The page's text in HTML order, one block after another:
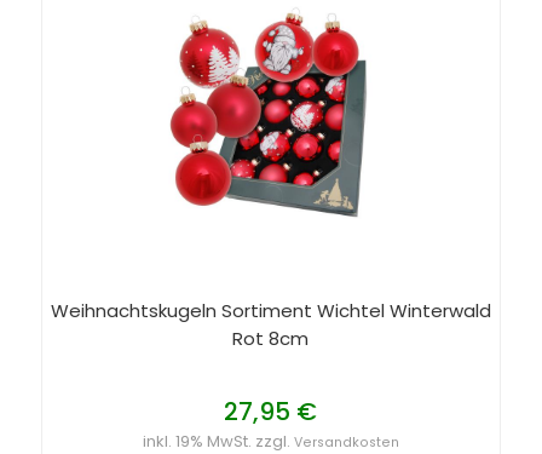
Weihnachtskugeln Sortiment Wichtel Winterwald
Rot 8cm
27,95 €
inkl. 19% MwSt. zzgl. Versandkosten